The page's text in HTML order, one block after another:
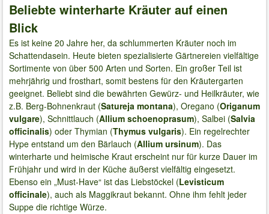
Beliebte winterharte Kräuter auf einen
Blick
Es ist keine 20 Jahre her, da schlummerten Kräuter noch im
Schattendasein. Heute bieten spezialisierte Gärtnereien vielfältige
Sortimente von über 500 Arten und Sorten. Ein großer Teil ist
mehrjährig und frosthart, somit bestens für den Kräutergarten
geeignet. Beliebt sind die bewährten Gewürz- und Heilkräuter, wie
z.B. Berg-Bohnenkraut (Satureja montana), Oregano (Origanum
vulgare), Schnittlauch (Allium schoenoprasum), Salbei (Salvia
officinalis) oder Thymian (Thymus vulgaris). Ein regelrechter
Hype entstand um den Bärlauch (Allium ursinum). Das
winterharte und heimische Kraut erscheint nur für kurze Dauer im
Frühjahr und wird in der Küche äußerst vielfältig eingesetzt.
Ebenso ein „Must-Have“ ist das Liebstöckel (Levisticum
officinale), auch als Maggikraut bekannt. Ohne ihm fehlt jeder
Suppe die richtige Würze.